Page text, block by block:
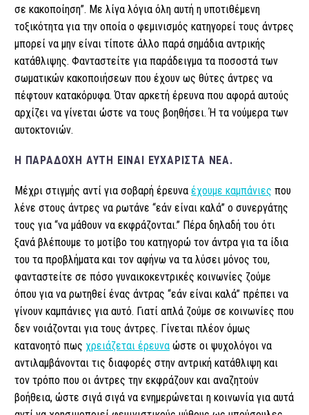
σε κακοποίηση”. Με λίγα λόγια όλη αυτή η υποτιθέμενη
τοξικότητα για την οποία ο φεμινισμός κατηγορεί τους άντρες
μπορεί να μην είναι τίποτε άλλο παρά σημάδια αντρικής
κατάθλιψης. Φανταστείτε για παράδειγμα τα ποσοστά των
σωματικών κακοποιήσεων που έχουν ως θύτες άντρες να
πέφτουν κατακόρυφα. Όταν αρκετή έρευνα που αφορά αυτούς
αρχίζει να γίνεται ώστε να τους βοηθήσει. Ή τα νούμερα των
αυτοκτονιών.
Η ΠΑΡΑΔΟΧΉ ΑΥΤΉ ΕΊΝΑΙ ΕΥΧΆΡΙΣΤΑ ΝΈΑ.
Μέχρι στιγμής αντί για σοβαρή έρευνα έχουμε καμπάνιες που
λένε στους άντρες να ρωτάνε “εάν είναι καλά” ο συνεργάτης
τους για “να μάθουν να εκφράζονται.” Πέρα δηλαδή του ότι
ξανά βλέπουμε το μοτίβο του κατηγορώ τον άντρα για τα ίδια
του τα προβλήματα και τον αφήνω να τα λύσει μόνος του,
φανταστείτε σε πόσο γυναικοκεντρικές κοινωνίες ζούμε
όπου για να ρωτηθεί ένας άντρας “εάν είναι καλά” πρέπει να
γίνουν καμπάνιες για αυτό. Γιατί απλά ζούμε σε κοινωνίες που
δεν νοιάζονται για τους άντρες. Γίνεται πλέον όμως
κατανοητό πως χρειάζεται έρευνα ώστε οι ψυχολόγοι να
αντιλαμβάνονται τις διαφορές στην αντρική κατάθλιψη και
τον τρόπο που οι άντρες την εκφράζουν και αναζητούν
βοήθεια, ώστε σιγά σιγά να ενημερώνεται η κοινωνία για αυτά